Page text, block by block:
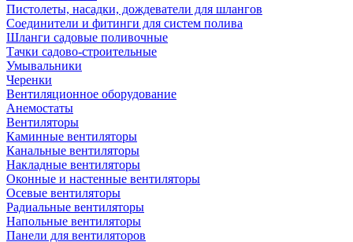
Пистолеты, насадки, дождеватели для шлангов
Соединители и фитинги для систем полива
Шланги садовые поливочные
Тачки садово-строительные
Умывальники
Черенки
Вентиляционное оборудование
Анемостаты
Вентиляторы
Каминные вентиляторы
Канальные вентиляторы
Накладные вентиляторы
Оконные и настенные вентиляторы
Осевые вентиляторы
Радиальные вентиляторы
Напольные вентиляторы
Панели для вентиляторов